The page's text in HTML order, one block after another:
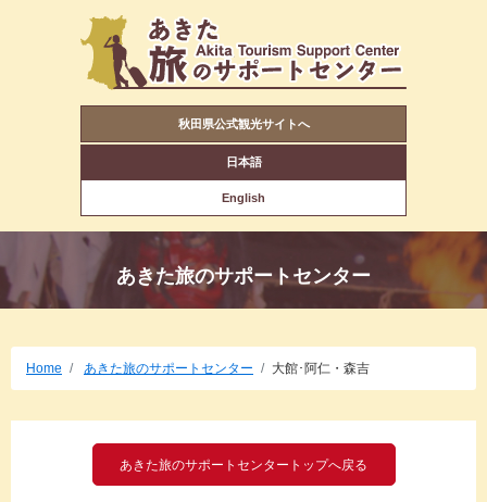
秋田県公式観光サイトへ
日本語
English
あきた旅のサポートセンター
Home あきた旅のサポートセンター 大館･阿仁・森吉
あきた旅のサポートセンタートップへ戻る